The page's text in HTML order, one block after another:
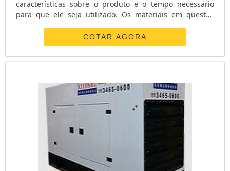
características sobre o produto e o tempo necessário
para que ele seja utilizado. Os materiais em questão
renovação. Existem geradores com potência entre 12 e
1500kva, dependendo da necessidade de cada
consumidor. No aluguel de gerador, devem ser levados
COTAR AGORA